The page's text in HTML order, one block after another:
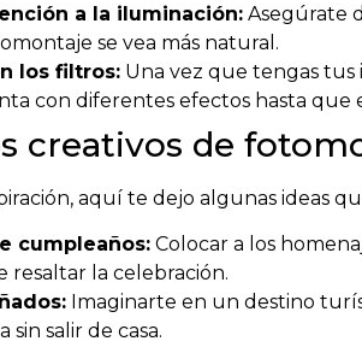
a la iluminación: Asegúrate
se vea más natural.
los filtros: Una vez que tengas
con diferentes efectos hasta
creativos de
aquí te dejo algunas ideas
cumpleaños: Colocar a los
resaltar la celebración.
Imaginarte en un destino
sin salir de casa.